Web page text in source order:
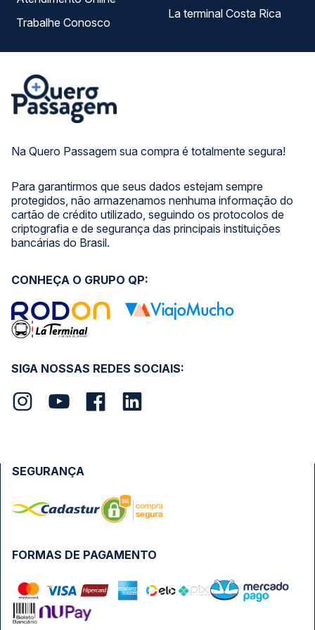
Na Quero Passagem sua compra é totalmente segura!
Para garantirmos que seus dados estejam sempre
protegidos, não armazenamos nenhuma informação do
cartão de crédito utilizado, seguindo os protocolos de
criptografia e de segurança das principais instituições
bancárias do Brasil.
Trabalhe Conosco
La terminal Costa Rica
SIGA NOSSAS REDES SOCIAIS:
CONHEÇA O GRUPO QP:
FORMAS DE PAGAMENTO
SEGURANÇA